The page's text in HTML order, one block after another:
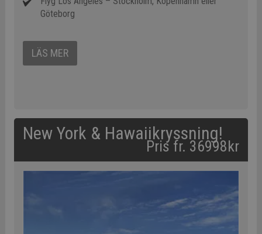
Göteborg
LÄS MER
New York & Hawaiikryssning!
Pris fr. 36998kr